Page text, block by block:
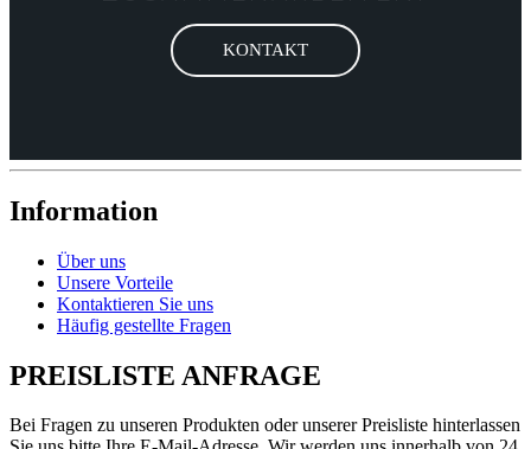
KONTAKT
Information
Über uns
Unsere Vorteile
Kontaktieren Sie uns
Häufig gestellte Fragen
PREISLISTE ANFRAGE
Bei Fragen zu unseren Produkten oder unserer Preisliste hinterlassen